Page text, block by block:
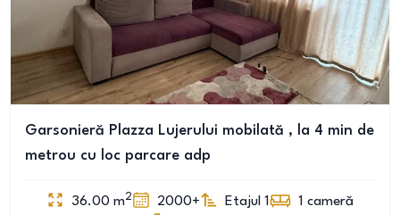
Garsonieră Plazza Lujerului mobilată , la 4 min de
metrou cu loc parcare adp
36.00 m2 2000+ Etajul 1 1 cameră